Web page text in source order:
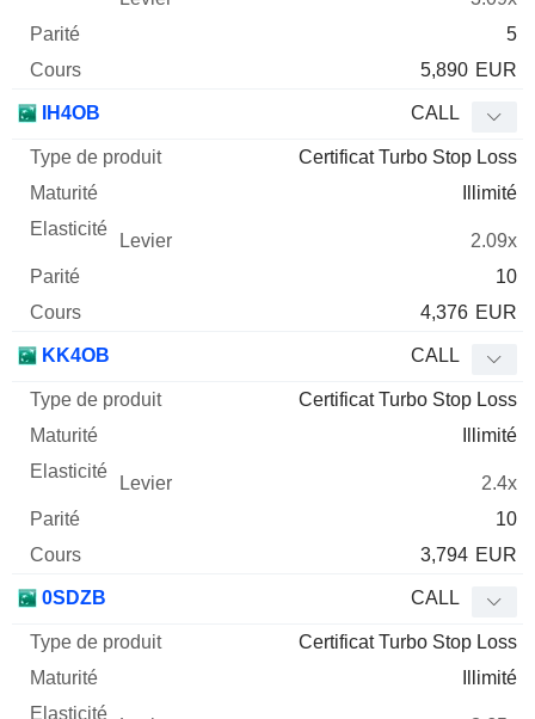
5
5,890 EUR
IH4OB CALL
Certificat Turbo Stop Loss
Illimité
2.09x
10
4,376 EUR
KK4OB CALL
Certificat Turbo Stop Loss
Illimité
2.4x
10
3,794 EUR
0SDZB CALL
Certificat Turbo Stop Loss
Illimité